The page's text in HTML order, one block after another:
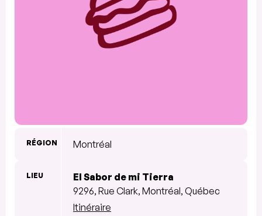
RÉGION Montréal
LIEU
El Sabor de mi Tierra
9296, Rue Clark, Montréal, Québec
Itinéraire